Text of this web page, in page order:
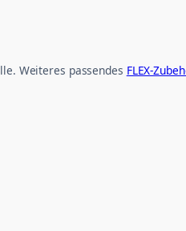
Weiteres passendes FLEX-